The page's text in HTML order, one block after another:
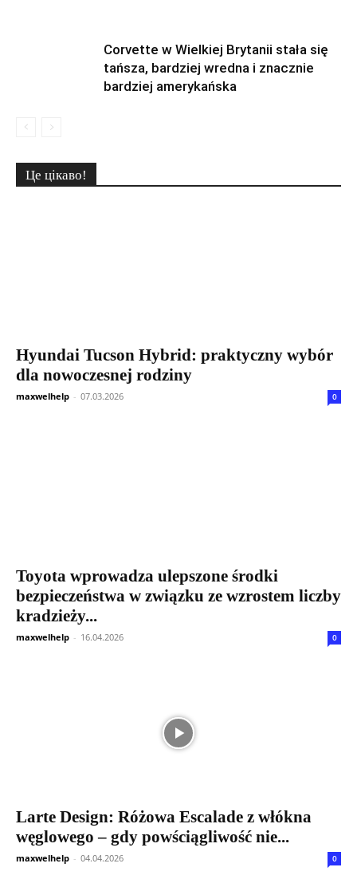
Corvette w Wielkiej Brytanii stała się
tańsza, bardziej wredna i znacznie
bardziej amerykańska
Це цікаво!
Hyundai Tucson Hybrid: praktyczny wybór
dla nowoczesnej rodziny
maxwelhelp - 07.03.2026 0
Toyota wprowadza ulepszone środki
bezpieczeństwa w związku ze wzrostem liczby
kradzieży...
maxwelhelp - 16.04.2026 0
Larte Design: Różowa Escalade z włókna
węglowego – gdy powściągliwość nie...
maxwelhelp - 04.04.2026 0